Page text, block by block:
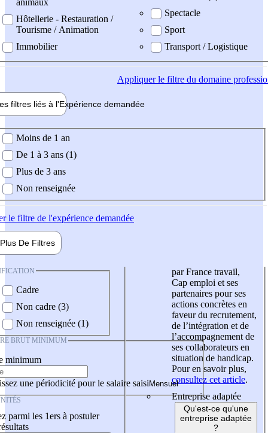
Hôtellerie - Restauration /
Tourisme / Animation
Immobilier
Spectacle
Sport
Transport / Logistique
Appliquerle filtre du domaine
filtres liés à l'Expérience demandée
demandée
Moins de 1 an
De 1 à 3 ans (1)
Plus de 3 ans
Non renseignée
le filtre de l'expérience demandée
Plus De Filtres
Cadre
Non cadre (3)
Non renseignée (1)
BRUT MINIMUM
minimum
une périodicité pour le salaire saisi
parmi les 1ers à postuler
par France travail,
Cap emploi et ses
partenaires pour ses
actions concrètes en
faveur du recrutement,
de l’intégration et de
l’accompagnement de
ses collaborateurs en
situation de handicap.
Pour en savoir plus,
consultez cet article.
Entreprise adaptée
Qu'est-ce qu'une
entreprise adaptée
?